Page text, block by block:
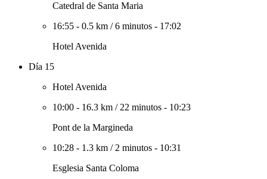
Catedral de Santa Maria
16:55 - 0.5 km /6 minutos - 17:02
Hotel Avenida
Día 15
Hotel Avenida
10:00 - 16.3 km / 22 minutos - 10:23
Pont de la Margineda
10:28 - 1.3 km / 2 minutos - 10:31
Esglesia Santa Coloma